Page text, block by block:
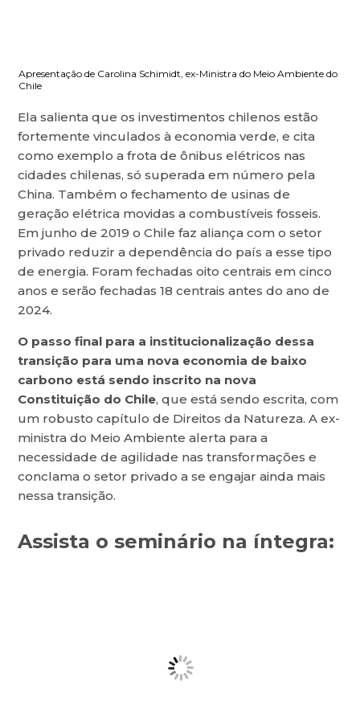
Apresentação de Carolina Schimidt, ex-Ministra do Meio Ambiente do
Chile
Ela salienta que os investimentos chilenos estão
fortemente vinculados à economia verde, e cita
como exemplo a frota de ônibus elétricos nas
cidades chilenas, só superada em número pela
China. Também o fechamento de usinas de
geração elétrica movidas a combustíveis fosseis.
Em junho de 2019 o Chile faz aliança com o setor
privado reduzir a dependência do país a esse tipo
de energia. Foram fechadas oito centrais em cinco
anos e serão fechadas 18 centrais antes do ano de
2024.
O passo final para a institucionalização dessa
transição para uma nova economia de baixo
carbono está sendo inscrito na nova
Constituição do Chile, que está sendo escrita, com
um robusto capítulo de Direitos da Natureza. A ex-
ministra do Meio Ambiente alerta para a
necessidade de agilidade nas transformações e
conclama o setor privado a se engajar ainda mais
nessa transição.
Assista o seminário na íntegra: